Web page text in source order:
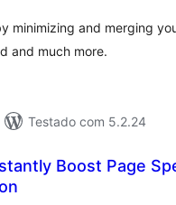
minimizing and merging
and much more.
Testado com 5.2.24
Boost Page